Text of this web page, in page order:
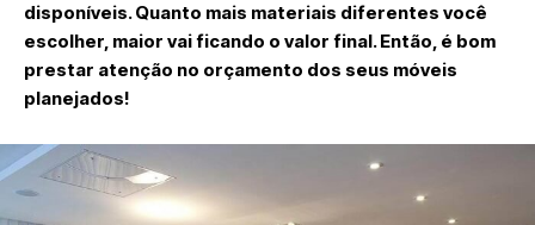
disponíveis. Quanto mais materiais diferentes você
escolher, maior vai ficando o valor final. Então, é bom
prestar atenção no orçamento dos seus móveis
planejados!